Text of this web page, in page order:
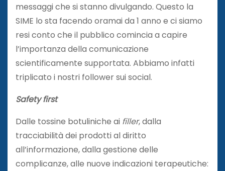
messaggi che si stanno divulgando. Questo la
SIME lo sta facendo oramai da 1 anno e ci siamo
resi conto che il pubblico comincia a capire
l’importanza della comunicazione
scientificamente supportata. Abbiamo infatti
triplicato i nostri follower sui social.
Safety first
Dalle tossine botuliniche ai filler, dalla
tracciabilità dei prodotti al diritto
all’informazione, dalla gestione delle
complicanze, alle nuove indicazioni terapeutiche: